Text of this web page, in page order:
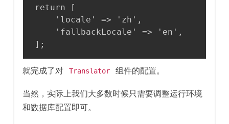
return [
    'locale' => 'zh',
    'fallbackLocale' => 'en',
];
就完成了对 Translator
组件的配置。
当然，实际上我们大多数时候只需要调整运行环境
和数据库配置即可。